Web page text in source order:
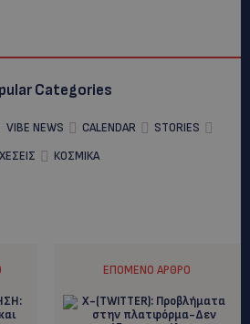
Categories
VIBE NEWS CALENDAR
STORIES
ΚΟΣΜΙΚΑ
ΕΠΌΜΕΝΟ ΆΡΘΡΟ